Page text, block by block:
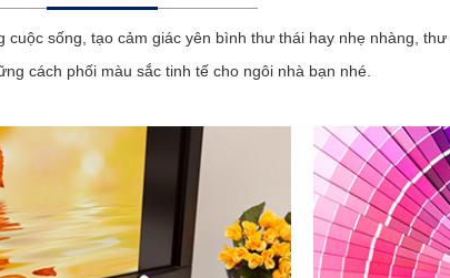
sống, tạo cảm giác yên bình thư thái hay nhẹ nhàng,
cách phối màu sắc tinh tế cho ngôi nhà bạn nhé.